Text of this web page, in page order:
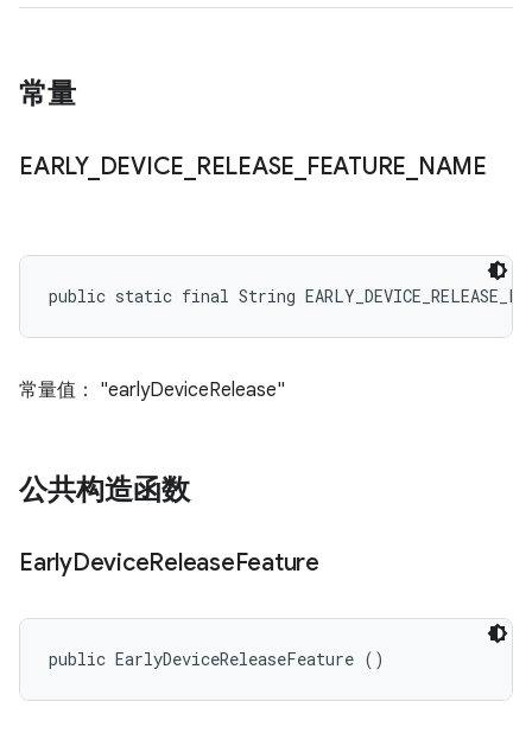
常量
EARLY_ DEVICE RELEASE FEATURE NAME
public static final String
常量值： "earlyDeviceRelease"
公共构造函数
EarlyDeviceReleaseFeature
public EarlyDeviceReleaseFeature ()